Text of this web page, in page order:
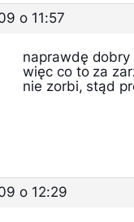
o 11:57
naprawdę dobry
więc co to za
nie zorbi, stąd
o 12:29